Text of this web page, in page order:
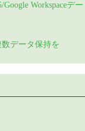
Workspaceデー
データ保持を